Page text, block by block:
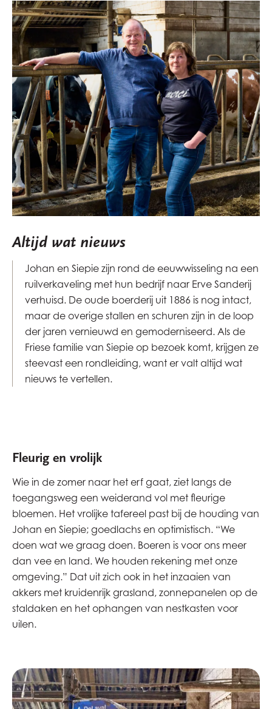
Altijd wat nieuws
Johan en Siepie zijn rond de eeuwwisseling na een
ruilverkaveling met hun bedrijf naar Erve Sanderij
verhuisd. De oude boerderij uit 1886 is nog intact,
maar de overige stallen en schuren zijn in de loop
der jaren vernieuwd en gemoderniseerd. Als de
Friese familie van Siepie op bezoek komt, krijgen ze
steevast een rondleiding, want er valt altijd wat
nieuws te vertellen.
Fleurig en vrolijk
Wie in de zomer naar het erf gaat, ziet langs de
toegangsweg een weiderand vol met fleurige
bloemen. Het vrolijke tafereel past bij de houding van
Johan en Siepie; goedlachs en optimistisch. “We
doen wat we graag doen. Boeren is voor ons meer
dan vee en land. We houden rekening met onze
omgeving.” Dat uit zich ook in het inzaaien van
akkers met kruidenrijk grasland, zonnepanelen op de
staldaken en het ophangen van nestkasten voor
uilen.